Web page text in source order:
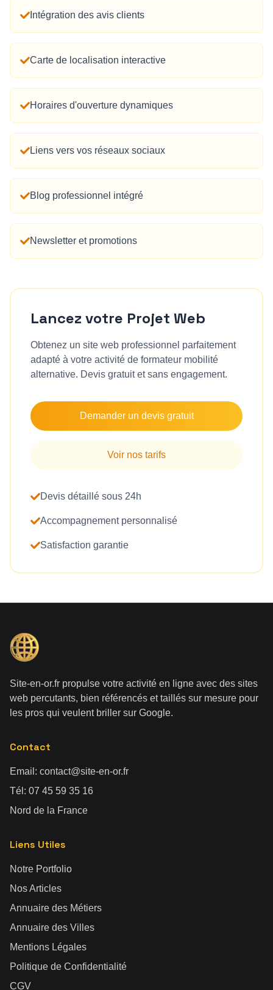
Intégration des avis clients
Carte de localisation interactive
Horaires d'ouverture dynamiques
Liens vers vos réseaux sociaux
Blog professionnel intégré
Newsletter et promotions
Lancez votre Projet Web
Obtenez un site web professionnel parfaitement
adapté à votre activité de formateur mobilité
alternative. Devis gratuit et sans engagement.
Demander un devis gratuit
Voir nos tarifs
Devis détaillé sous 24h
Accompagnement personnalisé
Satisfaction garantie
Site-en-or.fr propulse votre activité en ligne avec des sites
web percutants, bien référencés et taillés sur mesure pour
les pros qui veulent briller sur Google.
Contact
Email: contact@site-en-or.fr
Tél: 07 45 59 35 16
Nord de la France
Liens Utiles
Notre Portfolio
Nos Articles
Annuaire des Métiers
Annuaire des Villes
Mentions Légales
Politique de Confidentialité
CGV